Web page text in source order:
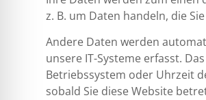
z. B. um Daten handeln, die
Andere Daten werden
unsere IT-Systeme erfasst.
Betriebssystem oder Uhrzeit
sobald Sie diese Website